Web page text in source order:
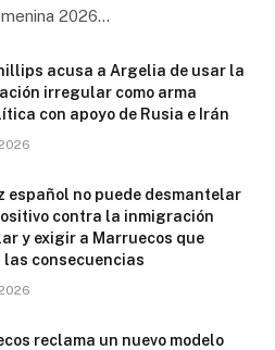
2026…
acusa a Argelia de usar la
irregular como arma
con apoyo de Rusia e Irán
español no puede desmantelar
contra la inmigración
y exigir a Marruecos que
las consecuencias
reclama un nuevo modelo